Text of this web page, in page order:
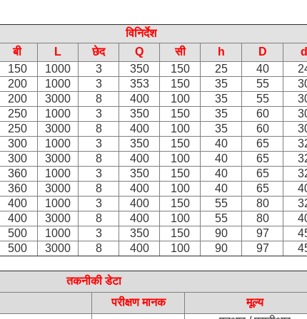
विनिर्देश
बी L छेद Q सी h D
d
150 1000 3 350 150 25 40
200 1000 3 353 150 35 55
200 3000 8 400 100 35 55
250 1000 3 350 150 35 60
250 3000 8 400 100 35 60
300 1000 3 350 150 40 65
300 3000 8 400 100 40 65
360 1000 3 350 150 40 65
360 3000 8 400 100 40 65
400 1000 3 400 150 55 80
400 3000 8 400 100 55 80
500 1000 3 350 150 90 97
500 3000 8 400 100 90 97
तकनीकी डेटा
परीक्षण मानक
मूल्य